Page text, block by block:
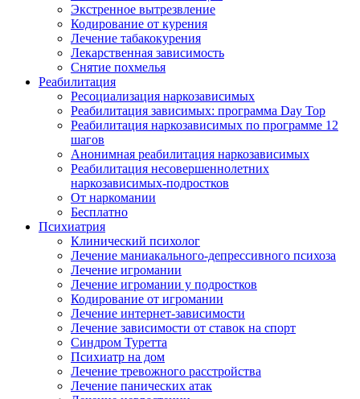
Экстренное вытрезвление
Кодирование от курения
Лечение табакокурения
Лекарственная зависимость
Снятие похмелья
Реабилитация
Ресоциализация наркозависимых
Реабилитация зависимых: программа Day Top
Реабилитация наркозависимых по программе 12
шагов
Анонимная реабилитация наркозависимых
Реабилитация несовершеннолетних
наркозависимых-подростков
От наркомании
Бесплатно
Психиатрия
Клинический психолог
Лечение маниакального-депрессивного психоза
Лечение игромании
Лечение игромании у подростков
Кодирование от игромании
Лечение интернет-зависимости
Лечение зависимости от ставок на спорт
Синдром Туретта
Психиатр на дом
Лечение тревожного расстройства
Лечение панических атак